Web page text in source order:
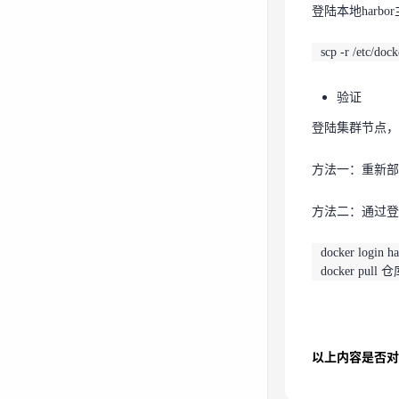
登陆集群节点
方法一：重新
登陆本地
scp -r /etc/
验证
登陆集群节点
方法一：重新
方法二：通过
docker login
docker pull 仓
以上内容是否